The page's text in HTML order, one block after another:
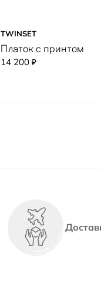
TWINSET
Платок с принтом
14 200 ₽